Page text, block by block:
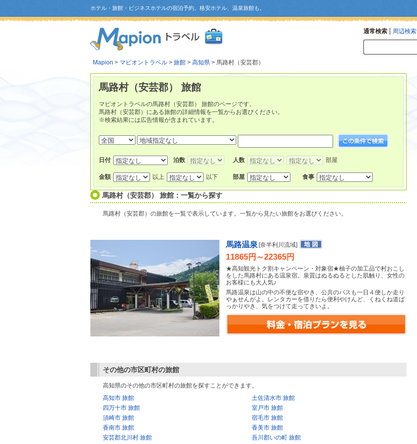
ホテル・旅館・ビジネスホテルの宿泊予約。格安ホテル、温泉旅館も。
通常検索 周辺検索
Mapion > マピオントラベル > 旅館 > 高知県 > 馬路村（安芸郡）
馬路村（安芸郡） 旅館
マピオントラベルの馬路村（安芸郡） 旅館のページです。
馬路村（安芸郡）にある旅館の詳細情報を一覧からお選びください。
※検索結果には広告情報が含まれています。
日付 泊数 人数 部屋
金額 以上 以下 部屋 食事
馬路村（安芸郡） 旅館：一覧から探す
馬路村（安芸郡）の旅館を一覧で表示しています。一覧から見たい旅館をお選びください。
馬路温泉 [奈半利川流域]
11865円～22365円
★高知観光トク割キャンペーン・対象宿★柚子の加工品で村おこし
をした馬路村にある温泉宿。泉質はぬるぬるとした肌触り、女性の
お客様にも大人気♪
馬路温泉は山の中の不便な宿やき、公共のバスも一日４便しか走り
やぁせんがよ。レンタカーを借りたら便利やけんど、くねくね道ば
っかりやき、気をつけて走ってきいよ。
その他の市区町村の旅館
高知県のその他の市区町村の旅館を探すことができます。
高知市 旅館
土佐清水市 旅館
四万十市 旅館
室戸市 旅館
須崎市 旅館
宿毛市 旅館
香南市 旅館
香美市 旅館
安芸郡北川村 旅館
吾川郡いの町 旅館